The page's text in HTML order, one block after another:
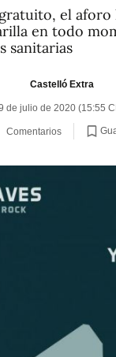
el
en todo
sanitarias
Castelló Extra
de julio de 2020 (15:55
Comentarios